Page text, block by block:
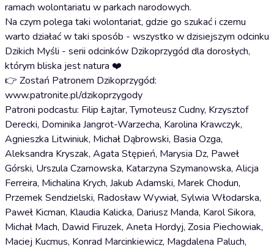
ramach wolontariatu w parkach narodowych.
Na czym polega taki wolontariat, gdzie go szukać i czemu
warto działać w taki sposób - wszystko w dzisiejszym odcinku
Dzikich Myśli - serii odcinków Dzikoprzygód dla dorosłych,
którym bliska jest natura ❤️
👉 Zostań Patronem Dzikoprzygód:
www.patronite.pl/dzikoprzygody
Patroni podcastu: Filip Łajtar, Tymoteusz Cudny, Krzysztof
Derecki, Dominika Jangrot-Warzecha, Karolina Krawczyk,
Agnieszka Litwiniuk, Michał Dąbrowski, Basia Ozga,
Aleksandra Kryszak, Agata Stępień, Marysia Dz, Paweł
Górski, Urszula Czarnowska, Katarzyna Szymanowska, Alicja
Ferreira, Michalina Krych, Jakub Adamski, Marek Chodun,
Przemek Sendzielski, Radosław Wywiał, Sylwia Włodarska,
Paweł Kicman, Klaudia Kalicka, Dariusz Manda, Karol Sikora,
Michał Mach, Dawid Firuzek, Aneta Hordyj, Zosia Piechowiak,
Maciej Kucmus, Konrad Marcinkiewicz, Magdalena Paluch,